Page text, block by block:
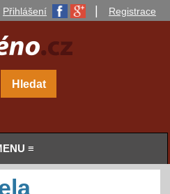
Přihlášení Registrace
≡